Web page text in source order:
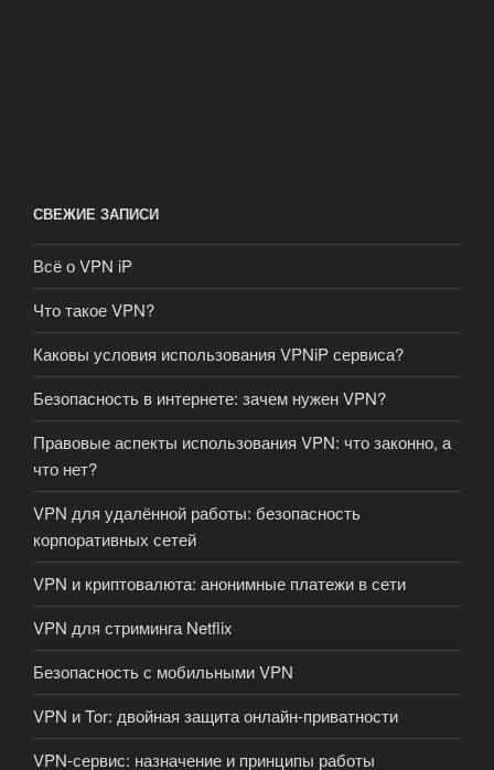
СВЕЖИЕ ЗАПИСИ
Всё о VPN iP
Что такое VPN?
Каковы условия использования VPNiP сервиса?
Безопасность в интернете: зачем нужен VPN?
Правовые аспекты использования VPN: что законно, а
что нет?
VPN для удалённой работы: безопасность
корпоративных сетей
VPN и криптовалюта: анонимные платежи в сети
VPN для стриминга Netflix
Безопасность с мобильными VPN
VPN и Tor: двойная защита онлайн-приватности
VPN-сервис: назначение и принципы работы